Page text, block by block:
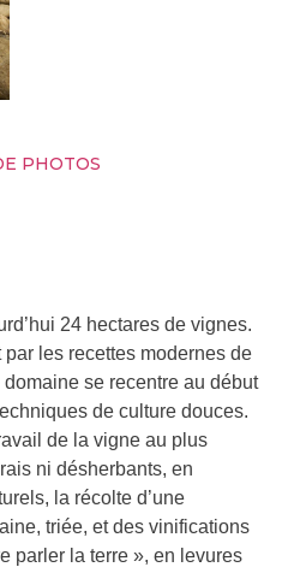
PHOTOS
24 hectares de vignes.
les recettes modernes de
se recentre au début
de culture douces.
de la vigne au plus
ni désherbants, en
la récolte d’une
triée, et des vinifications
parler la terre », en levures